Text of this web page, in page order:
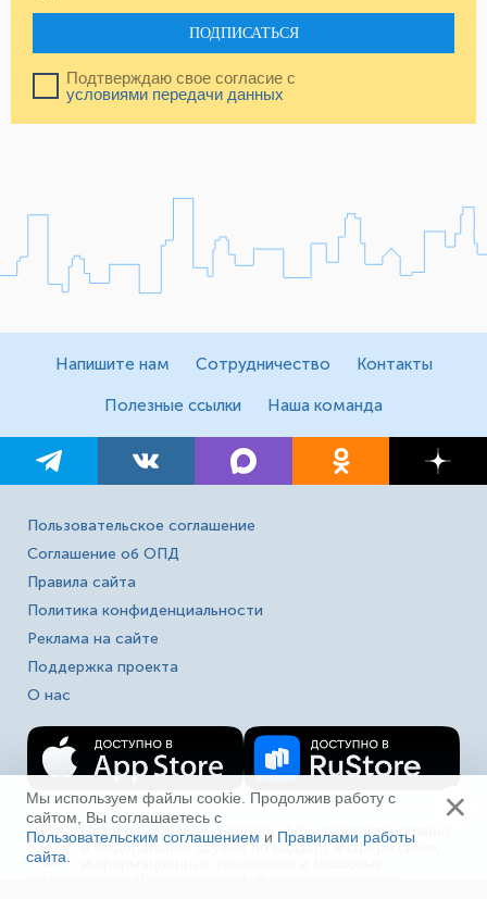
ПОДПИСАТЬСЯ
Подтверждаю свое согласие с
условиями передачи данных
Напишите нам Сотрудничество Контакты
Полезные ссылки Наша команда
Пользовательское соглашение
Соглашение об ОПД
Правила сайта
Политика конфиденциальности
Реклама на сайте
Поддержка проекта
О нас
16+
Сетевое издание «Fireman.club» зарегистрировано
в Федеральной службе по надзору в сфере связи,
Мы используем файлы cookie. Продолжив работу с
сайтом, Вы соглашаетесь с
Пользовательским соглашением и Правилами работы
сайта
×